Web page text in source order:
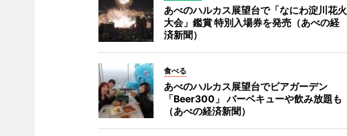
あべのハルカス展望台で「なにわ淀川花火
大会」鑑賞 特別入場券を発売（あべの経
済新聞）
食べる
あべのハルカス展望台でビアガーデン
「Beer300」 バーベキューや飲み放題も
（あべの経済新聞）